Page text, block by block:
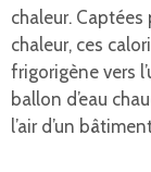
chaleur. Captées
chaleur, ces
frigorigène vers
ballon d’eau
l’air d’un